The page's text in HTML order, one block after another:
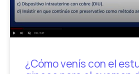
¿Cómo venís con el